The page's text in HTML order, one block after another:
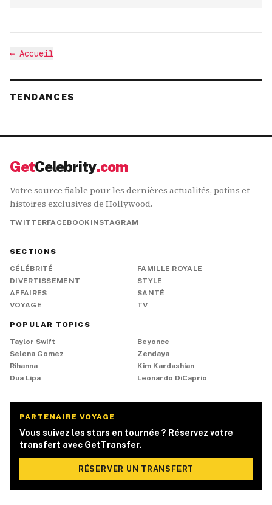
← Accueil
TENDANCES
GetCelebrity.com
Votre source fiable pour les dernières actualités, potins et
histoires exclusives de Hollywood.
TWITTERFACEBOOK INSTAGRAM
SECTIONS
CÉLÉBRITÉ
FAMILLE ROYALE
DIVERTISSEMENT
STYLE
AFFAIRES
SANTÉ
VOYAGE
TV
POPULAR TOPICS
Taylor Swift
Beyonce
Selena Gomez
Zendaya
Rihanna
Kim Kardashian
Dua Lipa
Leonardo DiCaprio
PARTENAIRE VOYAGE
Vous suivez les stars en tournée ? Réservez votre
transfert avec GetTransfer.
RÉSERVER UN TRANSFERT